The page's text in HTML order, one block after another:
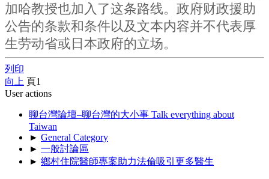
加哈教授也加入了这条路线。政府财政援助
公告的条款和条件以及文本内容并不代表厚
生劳动省或日本政府的立场。
列印
向上 頁1
User actions
聊台灣論壇–聊台灣的大小事 Talk everything about
Taiwan
► General Category
► 一般討論區
► 鄉村住院醫師專案助力法倫吸引更多醫生